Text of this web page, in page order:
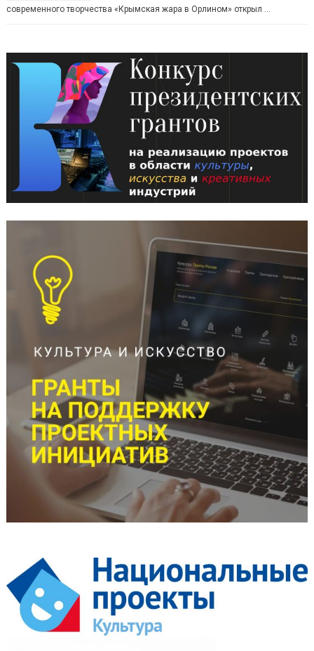
современного творчества «Крымская жара в Орлином» открыл …